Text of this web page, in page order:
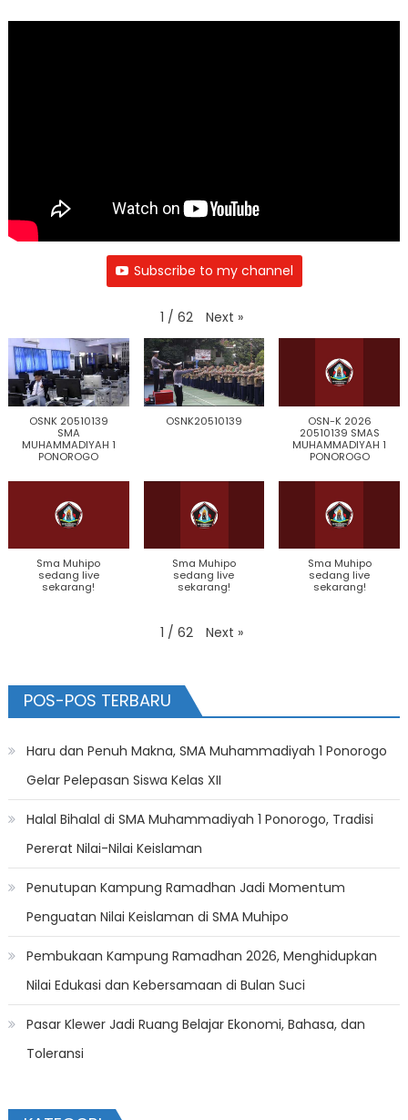
Subscribe to my channel
1 / 62 Next »
OSNK 20510139
SMA
MUHAMMADIYAH 1
PONOROGO
OSNK20510139
OSN-K 2026
20510139 SMAS
MUHAMMADIYAH 1
PONOROGO
Sma Muhipo
sedang live
sekarang!
Sma Muhipo
sedang live
sekarang!
Sma Muhipo
sedang live
sekarang!
1 / 62 Next »
POS-POS TERBARU
Haru dan Penuh Makna, SMA Muhammadiyah 1 Ponorogo
Gelar Pelepasan Siswa Kelas XII
Halal Bihalal di SMA Muhammadiyah 1 Ponorogo, Tradisi
Pererat Nilai-Nilai Keislaman
Penutupan Kampung Ramadhan Jadi Momentum
Penguatan Nilai Keislaman di SMA Muhipo
Pembukaan Kampung Ramadhan 2026, Menghidupkan
Nilai Edukasi dan Kebersamaan di Bulan Suci
Pasar Klewer Jadi Ruang Belajar Ekonomi, Bahasa, dan
Toleransi